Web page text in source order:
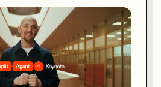
代码已经从"玩具"变成了"生产力工具"
并行子代理（Parallel Sub-Agents）**